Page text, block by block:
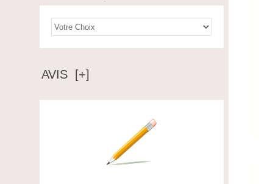
AVIS [+]